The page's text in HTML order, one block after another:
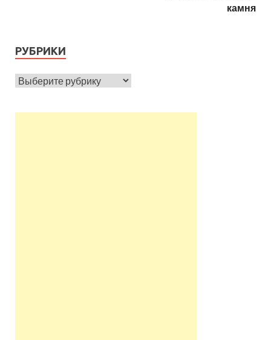
камня
РУБРИКИ